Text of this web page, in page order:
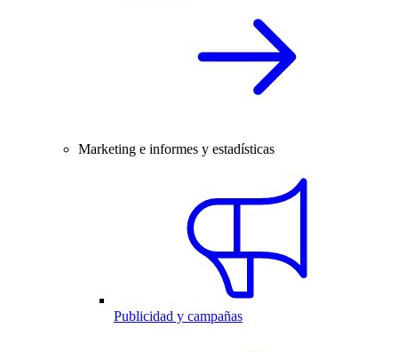
Marketing e informes y estadísticas
Publicidad y campañas